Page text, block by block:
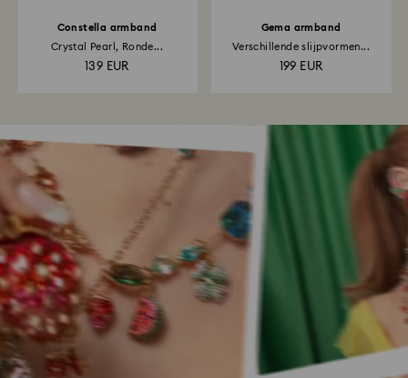
Constella armband
Crystal Pearl, Ronde...
139 EUR
Gema armband
Verschillende slijpvormen...
199 EUR